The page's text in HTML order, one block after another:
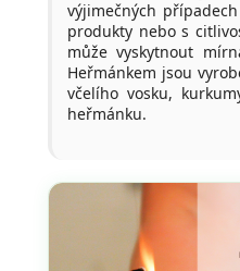
výjimečných
produkty nebo s
může vyskytnout
Heřmánkem jsou
včelího vosku,
heřmánku.